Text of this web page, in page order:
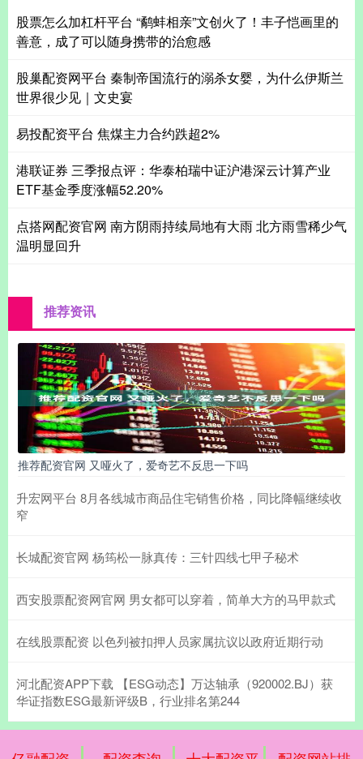
股票怎么加杠杆平台 “鹬蚌相亲”文创火了！丰子恺画里的
善意，成了可以随身携带的治愈感
股巢配资网平台 秦制帝国流行的溺杀女婴，为什么伊斯兰
世界很少见｜文史宴
易投配资平台 焦煤主力合约跌超2%
港联证券 三季报点评：华泰柏瑞中证沪港深云计算产业
ETF基金季度涨幅52.20%
点搭网配资官网 南方阴雨持续局地有大雨 北方雨雪稀少气
温明显回升
推荐资讯
推荐配资官网 又哑火了，爱奇艺不反思一下吗
升宏网平台 8月各线城市商品住宅销售价格，同比降幅继续收
窄
长城配资官网 杨筠松一脉真传：三针四线七甲子秘术
西安股票配资网官网 男女都可以穿着，简单大方的马甲款式
在线股票配资 以色列被扣押人员家属抗议以政府近期行动
河北配资APP下载 【ESG动态】万达轴承（920002.BJ）获
华证指数ESG最新评级B，行业排名第244